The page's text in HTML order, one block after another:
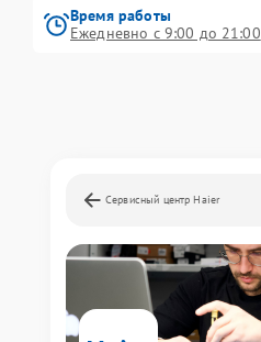
Время работы
Ежедневно с 9:00 до 21:00
Сервисный центр Haier